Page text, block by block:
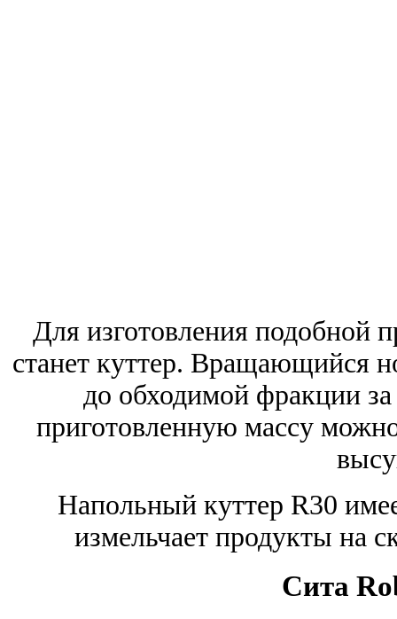
Для изготовления
станет куттер. Вращающийся
до обходимой фракции
приготовленную массу
Напольный куттер R30
измельчает продукты на
Сита